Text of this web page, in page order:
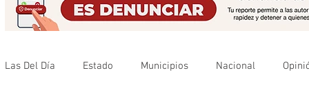
Las Del Día Estado Municipios Nacional